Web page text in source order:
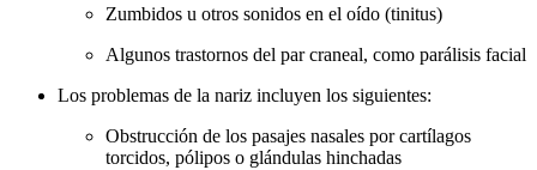
Zumbidos u otros sonidos en el oído (tinitus)
Algunos trastornos del par craneal, como parálisis facial
Los problemas de la nariz incluyen los siguientes:
Obstrucción de los pasajes nasales por cartílagos
torcidos, pólipos o glándulas hinchadas